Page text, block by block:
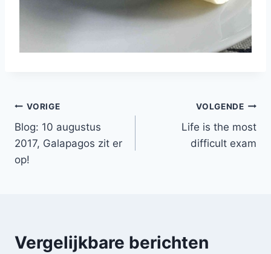
Bericht
navigatie
VORIGE
Blog: 10 augustus
2017, Galapagos zit er
op!
VOLGENDE
Life is the most
difficult exam
Vergelijkbare berichten